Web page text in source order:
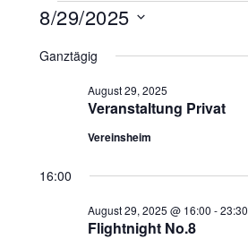
Veranstaltungen
August
8/29/2025
wählen.
Ganztägig
Veranstaltung Privat
August 29, 2025
Vereinsheim
16:00
Flightnight No.8
August 29, 2025 @ 16:00 -23:30